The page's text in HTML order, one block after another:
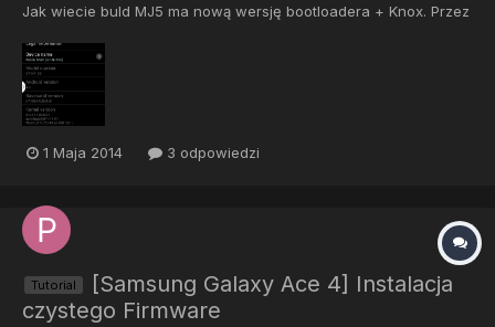
Jak wiecie buld MJ5 ma nową wersję bootloadera + Knox. Przez
zobaczycie sposób jak uwolnić się od nowego bootloadera i
oczywiście od Knox-a. Robicie to na własne ryzyko, jest duże...
1 Maja 2014 3 odpowiedzi
Tutorial
[Samsung Galaxy Ace 4] Instalacja
czystego Firmware